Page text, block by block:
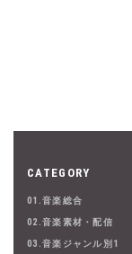
CATEGORY
01.音楽総合
02.音楽素材・配信
03.音楽ジャンル別1